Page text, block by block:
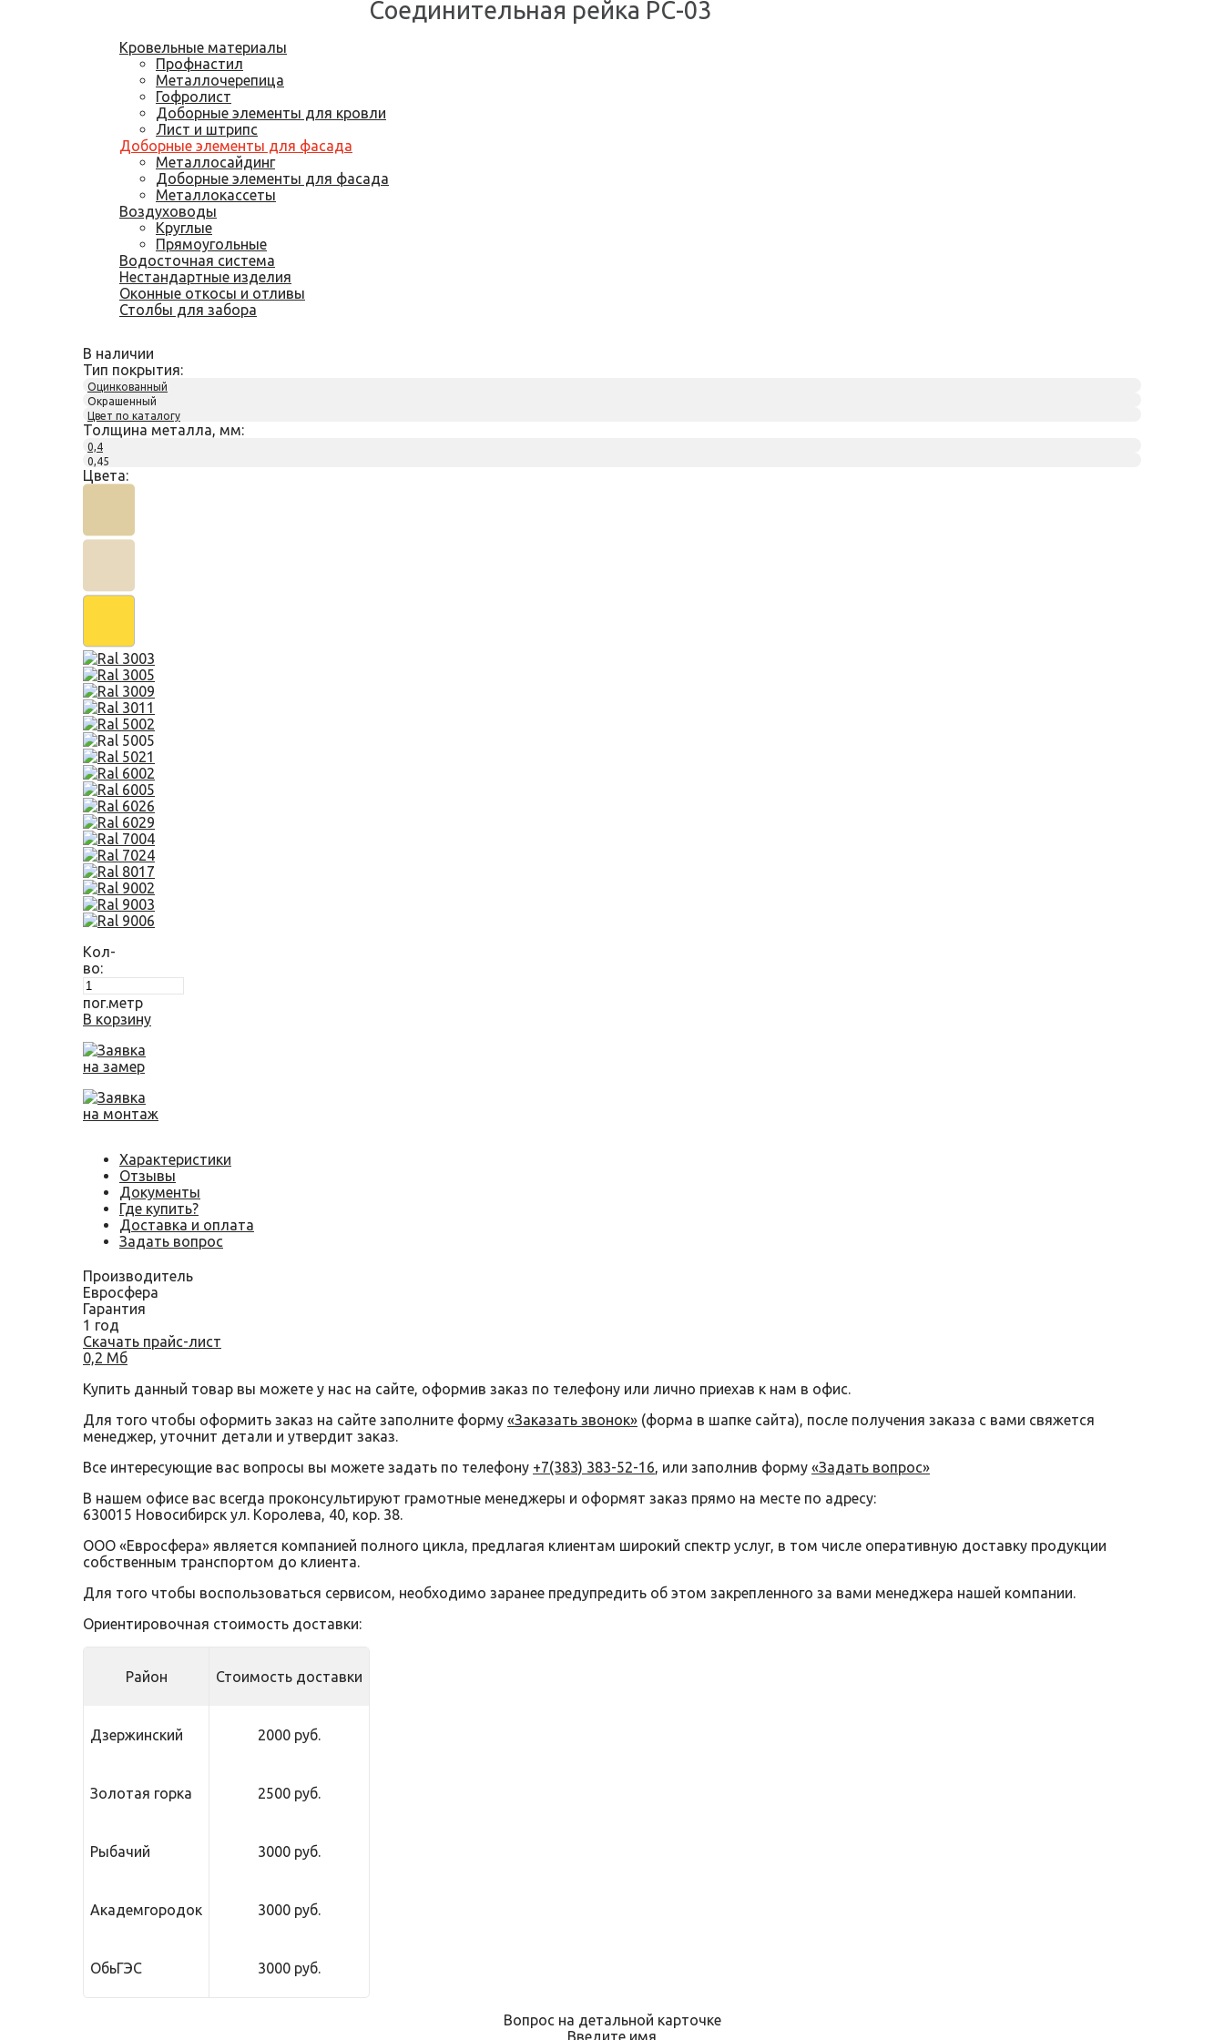
Соединительная рейка РС-03
Кровельные материалы
Профнастил
Металлочерепица
Гофролист
Доборные элементы для кровли
Лист и штрипс
Доборные элементы для фасада
Металлосайдинг
Доборные элементы для фасада
Металлокассеты
Воздуховоды
Круглые
Прямоугольные
Водосточная система
Нестандартные изделия
Оконные откосы и отливы
Столбы для забора
В наличии
Тип покрытия:
Оцинкованный
Окрашенный
Цвет по каталогу
Толщина металла, мм:
0,4
0,45
Цвета:
Кол-
во:
пог.метр
В корзину
Заявка
на замер
Заявка
на монтаж
Характеристики
Отзывы
Документы
Где купить?
Доставка и оплата
Задать вопрос
Производитель
Евросфера
Гарантия
1 год
Скачать прайс-лист
0,2 Мб
Купить данный товар вы можете у нас на сайте, оформив заказ по телефону или лично приехав к нам в офис.
Для того чтобы оформить заказ на сайте заполните форму «Заказать звонок» (форма в шапке сайта), после получения заказа с вами свяжется
менеджер, уточнит детали и утвердит заказ.
Все интересующие вас вопросы вы можете задать по телефону +7(383) 383-52-16, или заполнив форму «Задать вопрос»
В нашем офисе вас всегда проконсультируют грамотные менеджеры и оформят заказ прямо на месте по адресу:
630015 Новосибирск ул. Королева, 40, кор. 38.
ООО «Евросфера» является компанией полного цикла, предлагая клиентам широкий спектр услуг, в том числе оперативную доставку продукции
собственным транспортом до клиента.
Для того чтобы воспользоваться сервисом, необходимо заранее предупредить об этом закрепленного за вами менеджера нашей компании.
Ориентировочная стоимость доставки:
Район Стоимость доставки
Дзержинский 2000 руб.
Золотая горка 2500 руб.
Рыбачий 3000 руб.
Академгородок 3000 руб.
ОбьГЭС 3000 руб.
Вопрос на детальной карточке
Введите имя